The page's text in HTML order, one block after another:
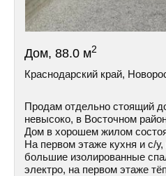
Дом, 88.0 м2
Краснодарский край,
Продам отдельно стоящий
невысоко, в Восточном
Дом в хорошем жилом
На первом этаже кухня и с/
большие изолированные
электро, на первом этаже